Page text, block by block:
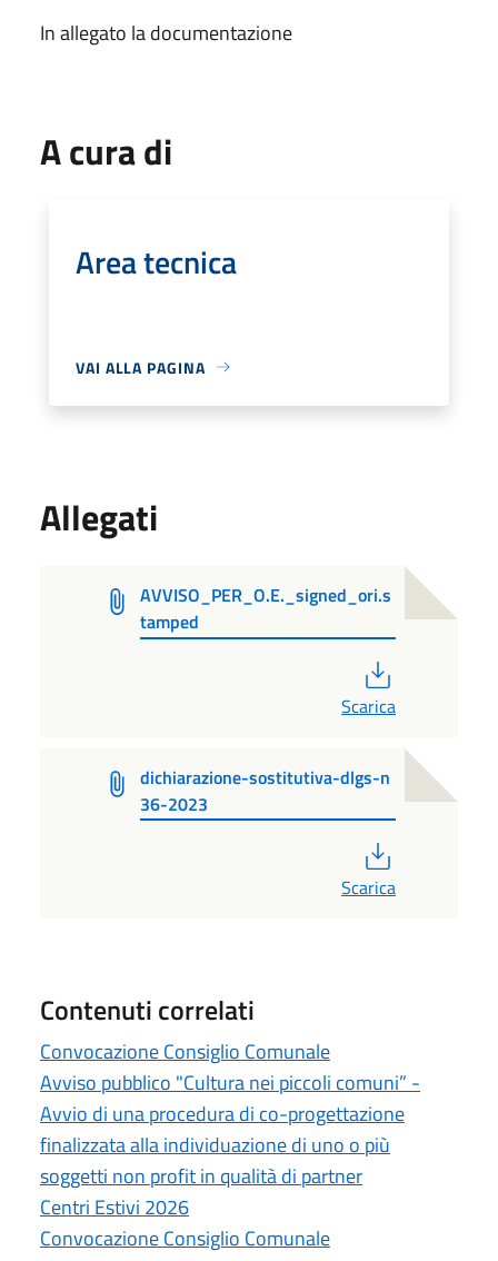
In allegato la documentazione
A cura di
Area tecnica
VAI ALLA PAGINA
Allegati
AVVISO_PER_O.E._signed_ori.s
tamped
Scarica
dichiarazione-sostitutiva-dlgs-n
36-2023
Scarica
Contenuti correlati
Convocazione Consiglio Comunale
Avviso pubblico "Cultura nei piccoli comuni” -
Avvio di una procedura di co-progettazione
finalizzata alla individuazione di uno o più
soggetti non profit in qualità di partner
Centri Estivi 2026
Convocazione Consiglio Comunale